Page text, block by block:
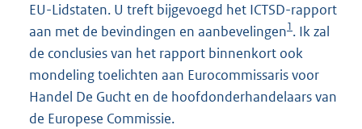
EU-Lidstaten. U treft bijgevoegd het ICTSD-rapport
aan met de bevindingen en aanbevelingen1. Ik zal
de conclusies van het rapport binnenkort ook
mondeling toelichten aan Eurocommissaris voor
Handel De Gucht en de hoofdonderhandelaars van
de Europese Commissie.